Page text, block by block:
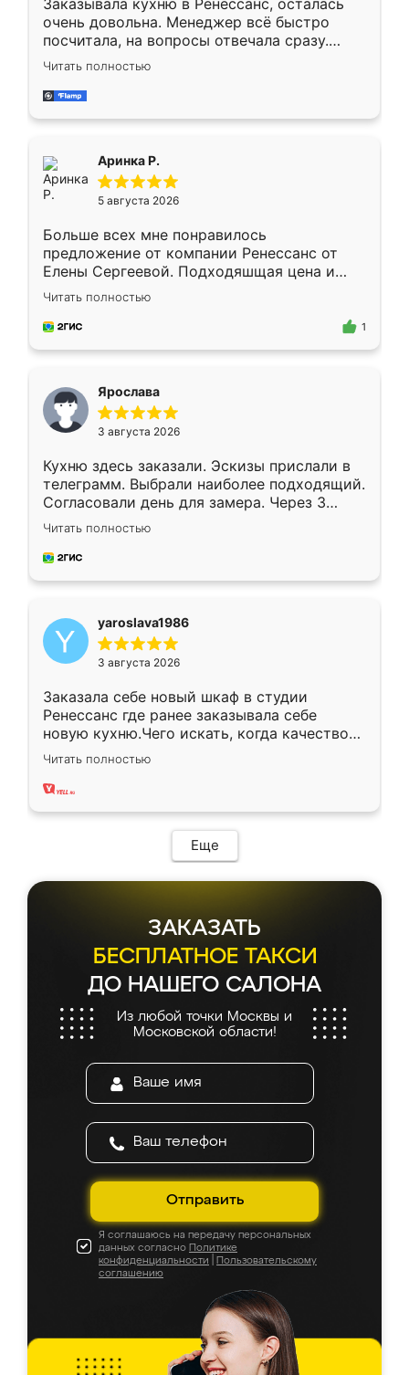
Заказывала кухню в Ренессанс, осталась
очень довольна. Менеджер всё быстро
посчитала, на вопросы отвечала сразу.
Замерщик приехал в субботу, подошёл к
делу со всей ответственностью. Собрали
за день, ребята работали аккуратно, даже
Читать полностью
Аринка Р.
5 августа 2026
Больше всех мне понравилось
предложение от компании Ренессанс от
Елены Сергеевой. Подходяшщая цена и
короткие сроки изготовления. Приехавший
для замера сотрудник Владислав
предложил по моему эскизу самый
Читать полностью
1
Ярослава
3 августа 2026
Кухню здесь заказали. Эскизы прислали в
телеграмм. Выбрали наиболее подходящий.
Согласовали день для замера. Через 3
недели кухня была уже готова. Остались
довольны работой. Спасибо Ренессанс
мебель за качественную работу!
Читать полностью
yaroslava1986
3 августа 2026
Заказала себе новый шкаф в студии
Ренессанс где ранее заказывала себе
новую кухню.Чего искать, когда качеством
вполне довольна. Служит кухня уже почти
два года, нареканий нет.
Читать полностью
Еще
ЗАКАЗАТЬ
БЕСПЛАТНОЕ ТАКСИ
ДО НАШЕГО САЛОНА
Из любой точки Москвы и
Московской области!
Отправить
Я соглашаюсь на передачу персональных
данных согласно Политике
конфиденциальности
Пользовательскому
соглашению